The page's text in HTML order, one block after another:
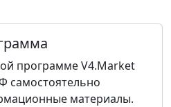
программе V4.Market
самостоятельно
материалы.